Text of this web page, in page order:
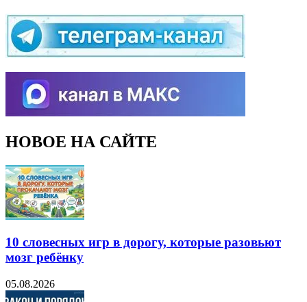
НОВОЕ НА САЙТЕ
10 словесных игр в дорогу, которые разовьют
мозг ребёнку
05.08.2026